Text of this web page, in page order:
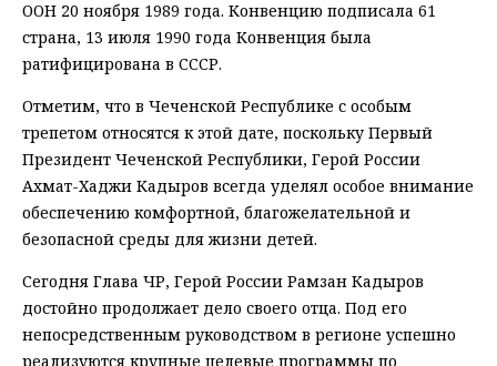
ООН 20 ноября 1989 года. Конвенцию подписала 61
страна, 13 июля 1990 года Конвенция была
ратифицирована в СССР.
Отметим, что в Чеченской Республике с особым
трепетом относятся к этой дате, поскольку Первый
Президент Чеченской Республики, Герой России
Ахмат-Хаджи Кадыров всегда уделял особое внимание
обеспечению комфортной, благожелательной и
безопасной среды для жизни детей.
Сегодня Глава ЧР, Герой России Рамзан Кадыров
достойно продолжает дело своего отца. Под его
непосредственным руководством в регионе успешно
реализуются крупные целевые программы по